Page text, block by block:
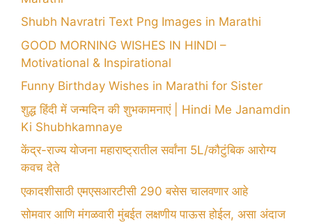
Shubh Navratri Text Png Images in Marathi
GOOD MORNING WISHES IN HINDI –
Motivational & Inspirational
Funny Birthday Wishes in Marathi for Sister
शुद्ध हिंदी में जन्मदिन की शुभकामनाएं | Hindi Me Janamdin
Ki Shubhkamnaye
केंद्र-राज्य योजना महाराष्ट्रातील सर्वांना 5L/कौटुंबिक आरोग्य
कवच देते
एकादशीसाठी एमएसआरटीसी 290 बसेस चालवणार आहे
सोमवार आणि मंगळवारी मुंबईत लक्षणीय पाऊस होईल, असा अंदाज